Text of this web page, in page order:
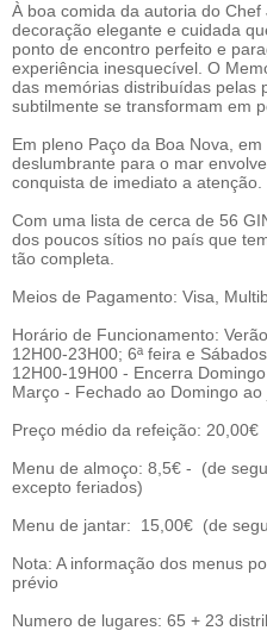
À boa comida da autoria do
decoração elegante e cuidada
ponto de encontro perfeito e
experiência inesquecível. O
das memórias distribuídas pelas
subtilmente se transformam em
Em pleno Paço da Boa Nova,
deslumbrante para o mar
conquista de imediato a atenção.
Com uma lista de cerca de 56
dos poucos sítios no país que
tão completa.
Meios de Pagamento: Visa,
Horário de Funcionamento:
12H00-23H00; 6ª feira e
12H00-19H00 - Encerra
Março - Fechado ao Domingo
Preço médio da refeição: 20,00€
Menu de almoço: 8,5€ - (de
excepto feriados)
Menu de jantar: 15,00€ (de
Nota: A informação dos menus
prévio
Numero de lugares: 65 + 23